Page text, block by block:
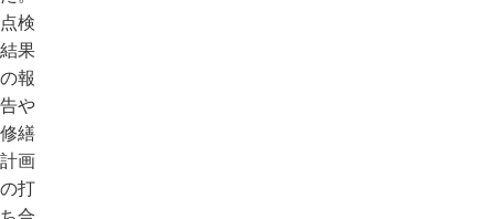
点検
結果
の報
告や
修繕
計画
の打